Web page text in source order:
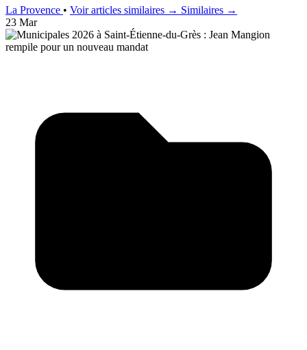
La Provence • Voir articles similaires → Similaires →
23 Mar